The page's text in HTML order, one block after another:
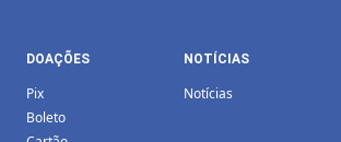
DOAÇÕES
Pix
Boleto
NOTÍCIAS
Notícias